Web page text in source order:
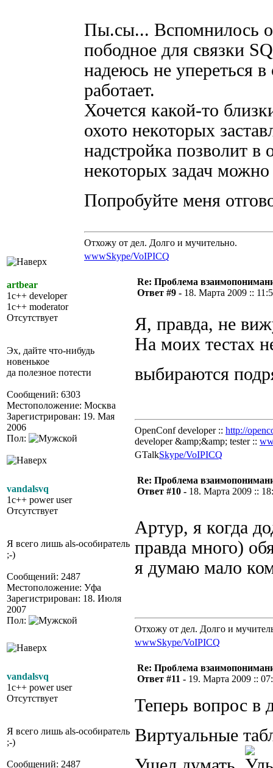
Пы.сы... Вспомнилось
пободное для связки
надеюсь не упереться
работает.
Хочется какой-то
охото некоторых
надстройка позволит
некоторых задач
Попробуйте меня
Отхожу от дел. Долго и мучительно.
wwwSkype/VoIPICQ
artbear
1c++ developer
1c++ moderator
Отсутствует
Эх, дайте что-нибудь
новенькое
да полезное потести
Сообщений: 6303
Местоположение: Москва
Зарегистрирован: 19. Мая
2006
Пол:
Re: Проблема
Ответ #9 - 18. Марта 2009 ::
Я, правда, не
На моих тестах
выбираются
OpenConf developer :: http://
developer &amp;&amp; tester ::
GTalkSkype/VoIPICQ
vandalsvq
1c++ power user
Отсутствует
Я всего лишь als-особиратель
;-)
Сообщений: 2487
Местоположение: Уфа
Зарегистрирован: 18. Июля
2007
Пол:
Re: Проблема
Ответ #10 - 18. Марта 2009 ::
Артур, я когда
правда много)
я думаю мало
Отхожу от дел. Долго и
wwwSkype/VoIPICQ
vandalsvq
1c++ power user
Отсутствует
Я всего лишь als-особиратель
;-)
Сообщений: 2487
Re: Проблема
Ответ #11 - 19. Марта 2009 ::
Теперь вопрос в
Виртуальные